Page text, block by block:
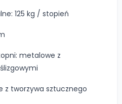
125 kg / stopień
metalowe z
z tworzywa sztucznego